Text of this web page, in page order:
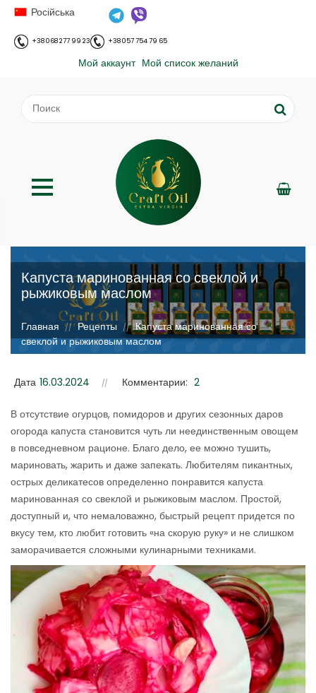
Російська
+38 068 277 99 23 +38 057 754 79 65
Мой аккаунт Мой список желаний
Капуста маринованная со свеклой и
рыжиковым маслом
;
Главная // Рецепты // Капуста маринованная со
свеклой и рыжиковым маслом
Дата 16.03.2024 Комментарии: 2
В отсутствие огурцов, помидоров и других сезонных даров
огорода капуста становится чуть ли неединственным овощем
в повседневном рационе. Благо дело, ее можно тушить,
мариновать, жарить и даже запекать. Любителям пикантных,
острых деликатесов определенно понравится капуста
маринованная со свеклой и рыжиковым маслом. Простой,
доступный и, что немаловажно, быстрый рецепт придется по
вкусу тем, кто любит готовить «на скорую руку» и не слишком
заморачивается сложными кулинарными техниками.